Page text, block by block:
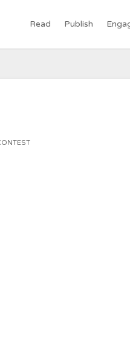
Read Publish